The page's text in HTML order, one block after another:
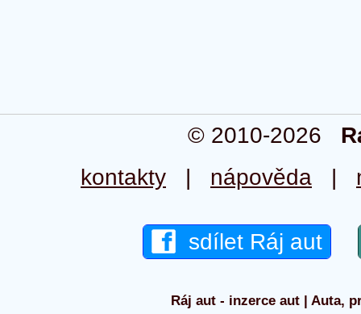
© 2010-2026
kontakty | nápověda |
sdílet Ráj aut
Ráj aut - inzerce aut | Auta,